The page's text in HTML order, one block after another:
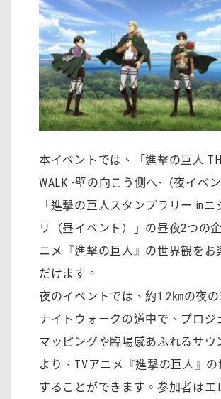
本イベントでは、「進撃の巨人
WALK -壁の向こう側へ-（夜イベ
「進撃の巨人スタンプラリー inニ
リ（昼イベント）」の昼夜2つの
ニメ『進撃の巨人』の世界観をお
だけます。
夜のイベントでは、約1.2㎞の夜
ナイトウォークの道中で、プロジ
マッピングや臨場感あふれるサウ
より、TVアニメ『進撃の巨人』
することができます。参加者はエ